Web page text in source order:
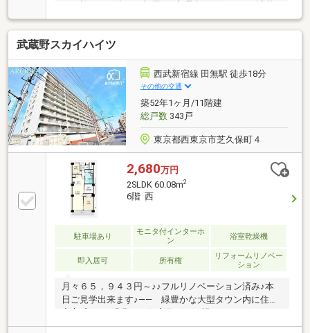
適合、フラット35長期固定金利住宅ローン利用可能！
物件の近隣は徒歩で生活が完結するほど買い物・通学
便が良い一方、緑の自然も豊富で、まさに 住まい探し
の 穴場 となっております。是非一度内覧だけでもして
みてはいかがでしょうか？～リフォーム内容～■全室
クロス・フローリング張替■建具新規交換■システムキ
ッチン・ユニットバス・洗面台・トイレ新規交換詳し
くは株式会社西武開発・ひばりヶ丘店【０１２０－９
４８－２５７】
武蔵野スカイハイツ
西武新宿線 田無駅 徒歩18分
その他の交通
築52年1ヶ月/11階建
総戸数343戸
東京都西東京市芝久保町４
2,680万円
2SLDK 60.08m2
6階 西
駐車場あり
モニタ付インターホ
ン
浴室乾燥機
即入居可 所有権
リフォームリノベー
ション
月々６５，９４３円～♪♪フルリノベーション済み♪本
日ご見学出来ます♪―― 緑豊かな大型タウン内に住む
リアは、昔ながらの静かな町並みと、新たな暮らしを